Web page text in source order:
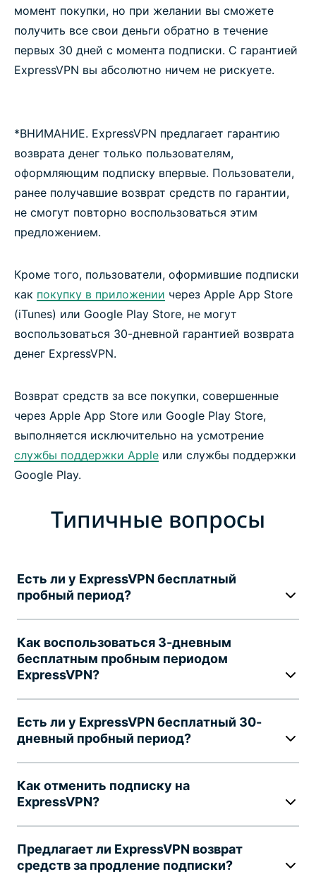
момент покупки, но при желании вы сможете
получить все свои деньги обратно в течение
первых 30 дней с момента подписки. С гарантией
ExpressVPN вы абсолютно ничем не рискуете.
*ВНИМАНИЕ. ExpressVPN предлагает гарантию
возврата денег только пользователям,
оформляющим подписку впервые. Пользователи,
ранее получавшие возврат средств по гарантии,
не смогут повторно воспользоваться этим
предложением.
Кроме того, пользователи, оформившие подписки
как покупку в приложении через Apple App Store
(iTunes) или Google Play Store, не могут
воспользоваться 30-дневной гарантией возврата
денег ExpressVPN.
Возврат средств за все покупки, совершенные
через Apple App Store или Google Play Store,
выполняется исключительно на усмотрение
службы поддержки Apple или службы поддержки
Google Play.
Типичные вопросы
Есть ли у ExpressVPN бесплатный
пробный период?
Как воспользоваться 3-дневным
бесплатным пробным периодом
ExpressVPN?
Есть ли у ExpressVPN бесплатный 30-
дневный пробный период?
Как отменить подписку на
ExpressVPN?
Предлагает ли ExpressVPN возврат
средств за продление подписки?